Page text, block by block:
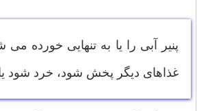
پنیر آبی را یا به تنهایی خورده می
غذاهای دیگر پخش شود، خرد شود